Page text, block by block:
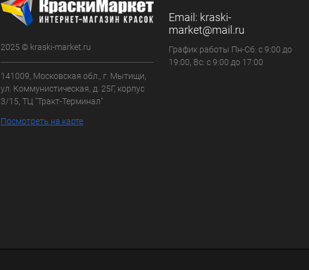
2025 © kraski-market.ru
141009, Московская обл., г. Мытищи,
ул. Коммунистическая, д. 25Г, корпус
3/15, ТЦ "Тракт-Терминал"
Посмотреть на карте
Email: kraski-
market@mail.ru
График работы Пн-Сб: с 9:00 до
19:00, Вс: с 9:00 до 17:00